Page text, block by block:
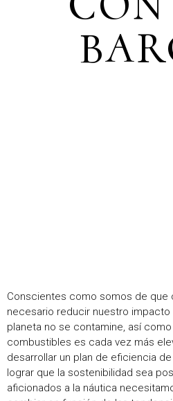
Conscientes como somos de que
necesario reducir nuestro
planeta no se contamine, así
combustibles es cada vez más
desarrollar un plan de eficiencia
lograr que la sostenibilidad sea
aficionados a la náutica